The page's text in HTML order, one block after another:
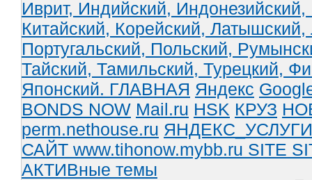
Иврит, Индийский, Индонезийский,
Китайский, Корейский, Латышский,
Португальский, Польский,
Тайский, Тамильский, Турецкий,
Японский. ГЛАВНАЯ Яндекс
BONDS NOW Mail.ru HSK КРУЗ
perm.nethouse.ru ЯНДЕКС_УСЛУГИ
САЙТ www.tihonow.mybb.ru SITE
АКТИВные темы